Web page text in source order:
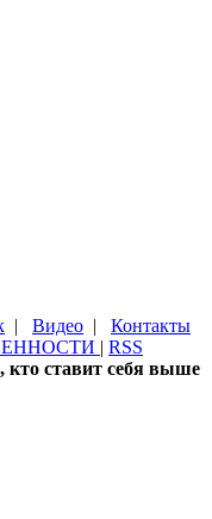
| Видео | Контакты
| RSS
кто ставит себя выше